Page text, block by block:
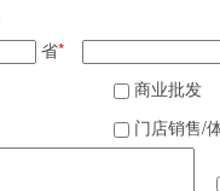
省*
商业批发
门店销售/